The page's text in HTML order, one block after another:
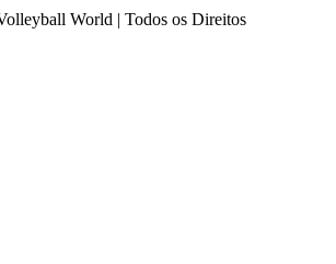
World | Todos os Direitos